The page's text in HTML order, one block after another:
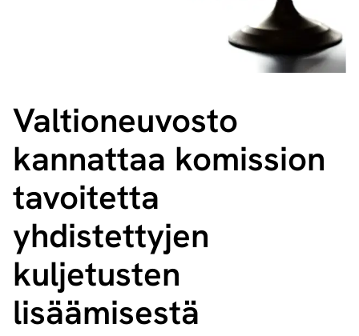
Valtioneuvosto
kannattaa komission
tavoitetta
yhdistettyjen
kuljetusten
lisäämisestä